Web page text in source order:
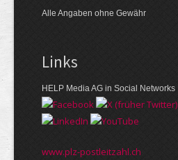
Alle Angaben ohne Gewähr
Links
HELP Media AG in Social Networks
www.plz-postleitzahl.ch